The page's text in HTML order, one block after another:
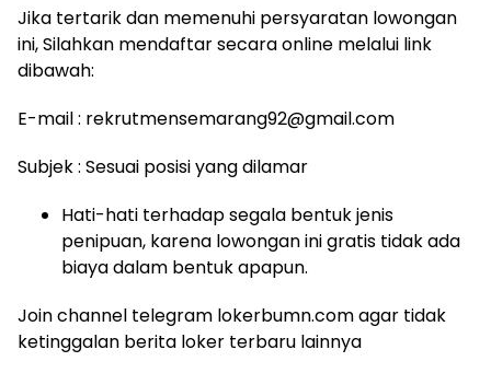
Jika tertarik dan memenuhi persyaratan lowongan
ini, Silahkan mendaftar secara online melalui link
dibawah:
E-mail : rekrutmensemarang92@gmail.com
Subjek : Sesuai posisi yang dilamar
Hati-hati terhadap segala bentuk jenis
penipuan, karena lowongan ini gratis tidak ada
biaya dalam bentuk apapun.
Join channel telegram lokerbumn.com agar tidak
ketinggalan berita loker terbaru lainnya